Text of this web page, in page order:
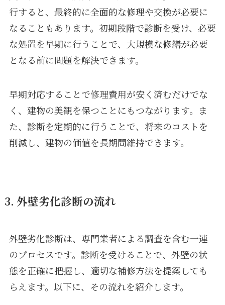
行すると、最終的に全面的な修理や交換が必要に
なることもあります。初期段階で診断を受け、必要
な処置を早期に行うことで、大規模な修繕が必要
となる前に問題を解決できます。
早期対応することで修理費用が安く済むだけでな
く、建物の美観を保つことにもつながります。ま
た、診断を定期的に行うことで、将来のコストを
削減し、建物の価値を長期間維持できます。
3. 外壁劣化診断の流れ
外壁劣化診断は、専門業者による調査を含む一連
のプロセスです。診断を受けることで、外壁の状
態を正確に把握し、適切な補修方法を提案しても
らえます。以下に、その流れを紹介します。